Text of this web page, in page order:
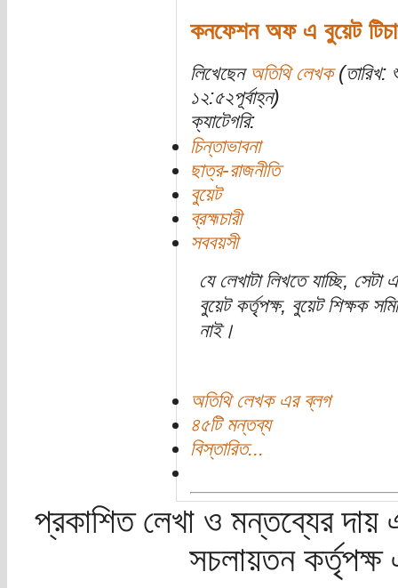
কনফেশন অফ এ বুয়েট
লিখেছেন অতিথি লেখক(তারিখ:
১২:৫২পূর্বাহ্ন)
ক্যাটেগরি:
চিন্তাভাবনা
ছাত্র-রাজনীতি
বুয়েট
ব্র‏হ্মচারী
সববয়সী
যে লেখাটা লিখতে যাচ্ছি,
বুয়েট কর্তৃপক্ষ, বুয়েট শিক্ষক
নাই।
অতিথি লেখক এর ব্লগ
৪৫টি মন্তব্য
বিস্তারিত...
প্রকাশিত লেখা ও মন্তব্যের দায়
সচলায়তন